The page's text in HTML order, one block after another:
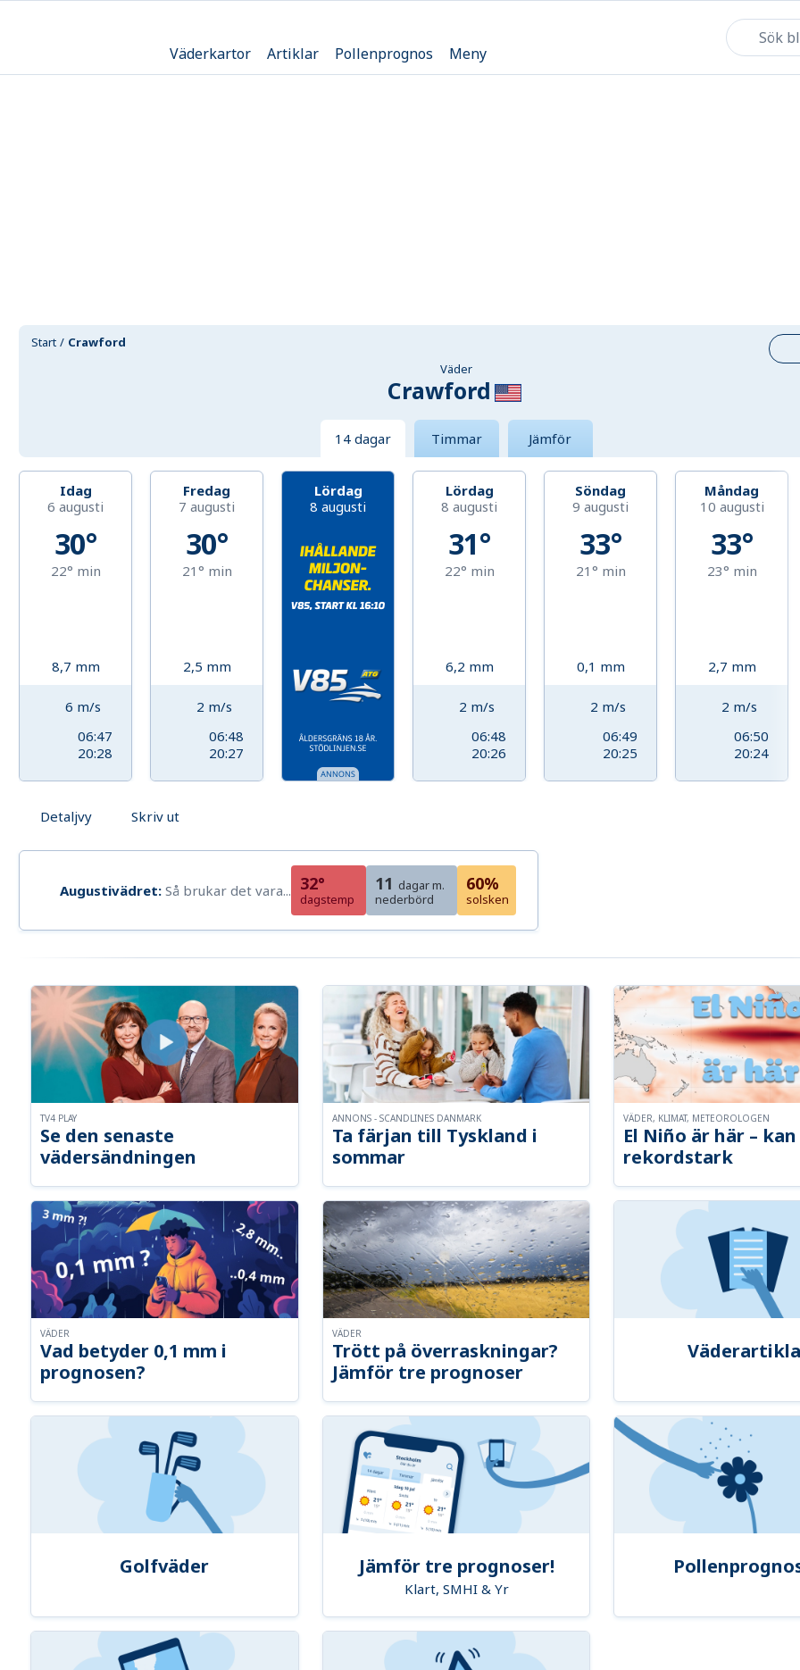
Väderkartor Artiklar Pollenprognos Meny
Start
Crawford
Väder
Crawford
14 dagar Timmar Jämför
Idag
6 augusti
30°
22° min
8,7 mm
6 m/s
06:47
20:28
Fredag
7 augusti
30°
21° min
2,5 mm
2 m/s
06:48
20:27
Lördag
8 augusti
Lördag
8 augusti
31°
22° min
6,2 mm
2 m/s
06:48
20:26
Söndag
9 augusti
33°
21° min
0,1 mm
2 m/s
06:49
20:25
Måndag
10 augusti
33°
23° min
2,7 mm
2 m/s
06:50
20:24
Detaljvy Skriv ut
Augustivädret: Så brukar det vara... 32°
dagstemp
11 dagar m.
nederbörd
60%
solsken
Se den senaste
vädersändningen
TV4 PLAY
Ta färjan till Tyskland i
sommar
ANNONS - SCANDLINES DANMARK
El Niño är här –
rekordstark
VÄDER, KLIMAT, METEOROLOGEN
Vad betyder 0,1 mm i
prognosen?
VÄDER
Trött på överraskningar?
Jämför tre prognoser
VÄDER
Golfväder Jämför tre prognoser!
Klart, SMHI & Yr